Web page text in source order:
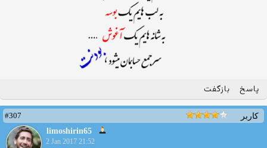
پاسخ بازگفت
کاربر
#307
limoshirin65
2 Jan 2017 21:52